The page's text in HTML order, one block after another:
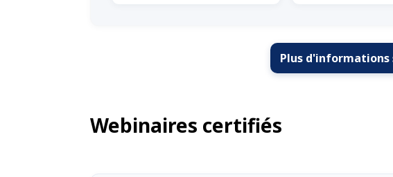
Plus d'informations
Webinaires certifiés